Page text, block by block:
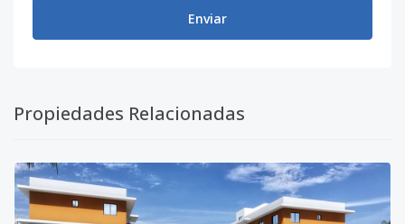
Enviar
Propiedades Relacionadas